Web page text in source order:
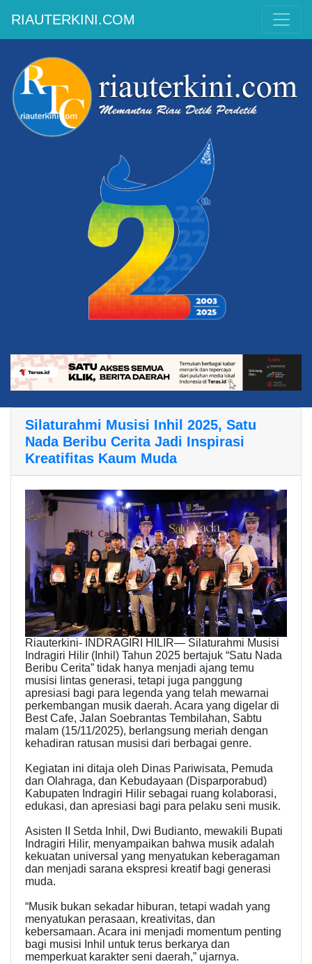
RIAUTERKINI.COM
Silaturahmi Musisi Inhil 2025, Satu
Nada Beribu Cerita Jadi Inspirasi
Kreatifitas Kaum Muda
Riauterkini- INDRAGIRI HILIR— Silaturahmi Musisi
Indragiri Hilir (Inhil) Tahun 2025 bertajuk “Satu Nada
Beribu Cerita” tidak hanya menjadi ajang temu
musisi lintas generasi, tetapi juga panggung
apresiasi bagi para legenda yang telah mewarnai
perkembangan musik daerah. Acara yang digelar di
Best Cafe, Jalan Soebrantas Tembilahan, Sabtu
malam (15/11/2025), berlangsung meriah dengan
kehadiran ratusan musisi dari berbagai genre.
Kegiatan ini ditaja oleh Dinas Pariwisata, Pemuda
dan Olahraga, dan Kebudayaan (Disparporabud)
Kabupaten Indragiri Hilir sebagai ruang kolaborasi,
edukasi, dan apresiasi bagi para pelaku seni musik.
Asisten II Setda Inhil, Dwi Budianto, mewakili Bupati
Indragiri Hilir, menyampaikan bahwa musik adalah
kekuatan universal yang menyatukan keberagaman
dan menjadi sarana ekspresi kreatif bagi generasi
muda.
“Musik bukan sekadar hiburan, tetapi wadah yang
menyatukan perasaan, kreativitas, dan
kebersamaan. Acara ini menjadi momentum penting
bagi musisi Inhil untuk terus berkarya dan
memperkuat karakter seni daerah,” ujarnya.